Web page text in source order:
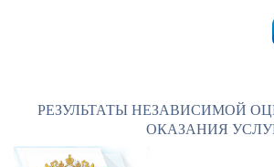
РЕЗУЛЬТАТЫ НЕЗАВИСИМОЙ
ОКАЗАНИЯ